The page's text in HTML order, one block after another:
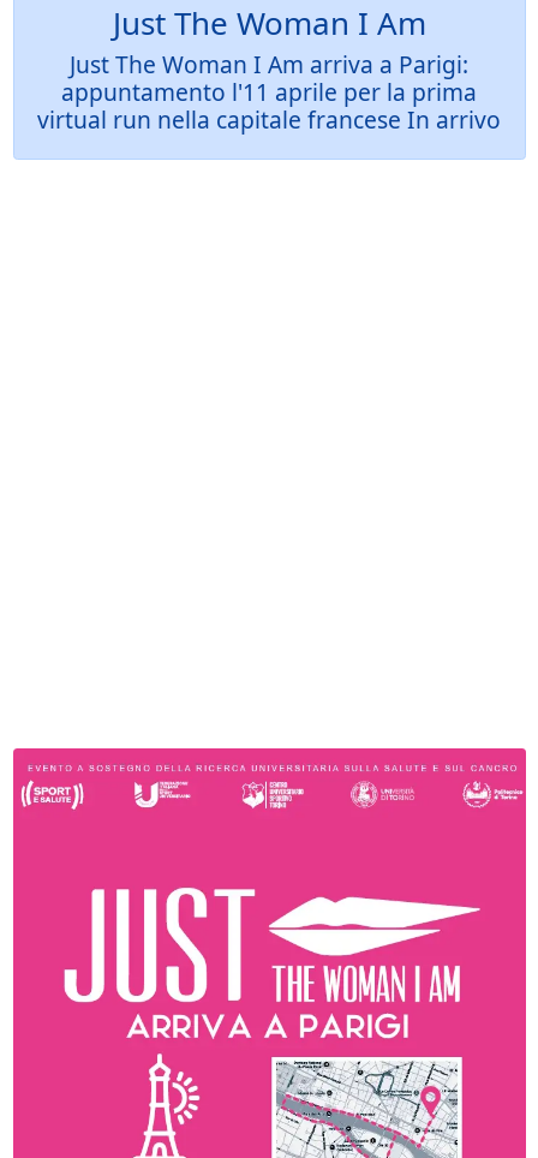
Just The Woman I Am
Just The Woman I Am arriva a Parigi:
appuntamento l'11 aprile per la prima
virtual run nella capitale francese In arrivo